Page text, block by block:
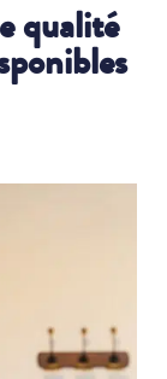
qualité